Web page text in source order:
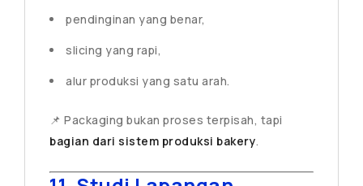
pendinginan yang benar,
slicing yang rapi,
alur produksi yang satu arah.
📌 Packaging bukan proses terpisah, tapi
bagian dari sistem produksi bakery.